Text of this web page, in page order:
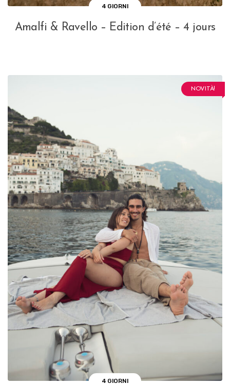
4 GIORNI
Amalfi & Ravello – Edition d’été – 4 jours
NOVITÀ!
4 GIORNI